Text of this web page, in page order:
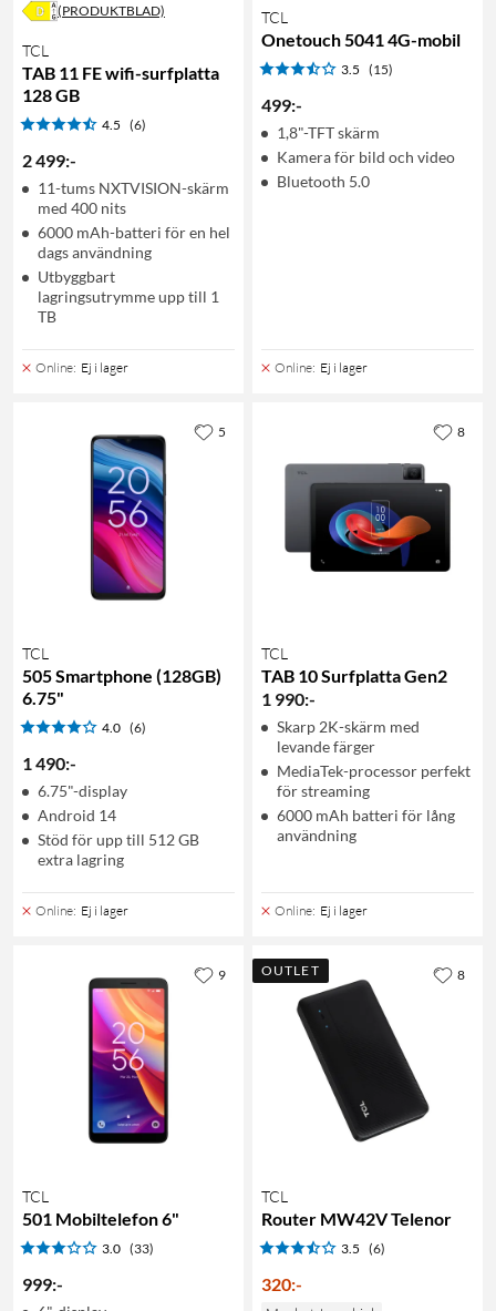
(PRODUKTBLAD)
TCL
TAB 11 FE wifi-surfplatta
128 GB
4.5 (6)
2 499:-
11-tums NXTVISION-skärm
med 400 nits
6000 mAh-batteri för en hel
dags användning
Utbyggbart
lagringsutrymme upp till 1
TB
Online: Ej i lager
TCL
Onetouch 5041 4G-mobil
3.5 (15)
499:-
1,8"-TFT skärm
Kamera för bild och video
Bluetooth 5.0
Online: Ej i lager
TCL
505 Smartphone (128GB)
6.75"
4.0 (6)
1 490:-
6.75"-display
Android 14
Stöd för upp till 512 GB
extra lagring
Online: Ej i lager
5
TCL
TAB 10 Surfplatta Gen2
1 990:-
Skarp 2K-skärm med
levande färger
MediaTek-processor perfekt
för streaming
6000 mAh batteri för lång
användning
Online: Ej i lager
8
TCL
501 Mobiltelefon 6"
3.0 (33)
999:-
9 OUTLET
TCL
Router MW42V Telenor
3.5 (6)
320:-
8